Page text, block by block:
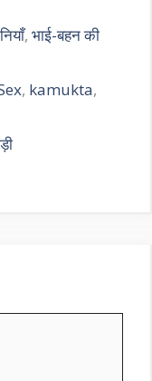
,भाई-बहन की
, kamukta,